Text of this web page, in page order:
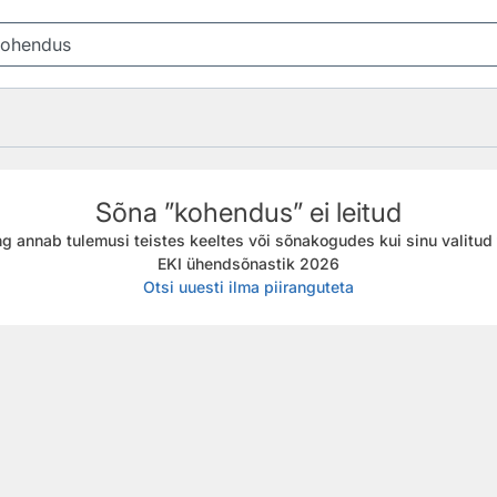
Sõna ”kohendus” ei leitud
annab tulemusi teistes keeltes või sõnakogudes kui sinu
EKI ühendsõnastik 2026
Otsi uuesti ilma piiranguteta